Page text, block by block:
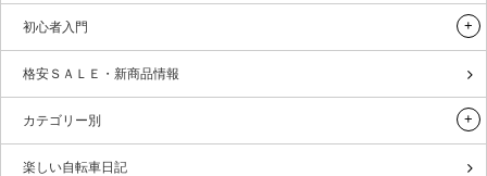
初心者入門
格安ＳＡＬＥ・新商品情報
カテゴリー別
楽しい自転車日記